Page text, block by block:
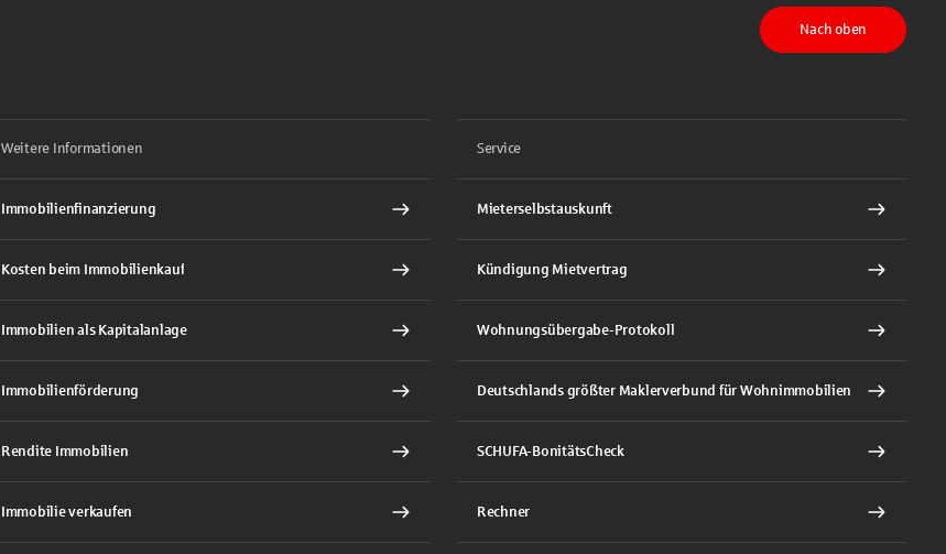
Nach oben
Weitere Informationen
Immobilienfinanzierung
Kosten beim Immobilienkauf
Immobilien als Kapitalanlage
Immobilienförderung
Rendite Immobilien
Immobilie verkaufen
Service
Mieterselbstauskunft
Kündigung Mietvertrag
Wohnungsübergabe-Protokoll
Deutschlands größter Maklerverbund für Wohnimmobilien
SCHUFA-BonitätsCheck
Rechner